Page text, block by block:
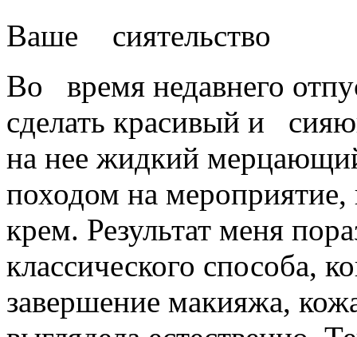
Ваше сиятельство
Во время недавнего
сделать красивый и
на нее жидкий
походом на
крем. Результат меня
классического способа,
завершение макияжа,